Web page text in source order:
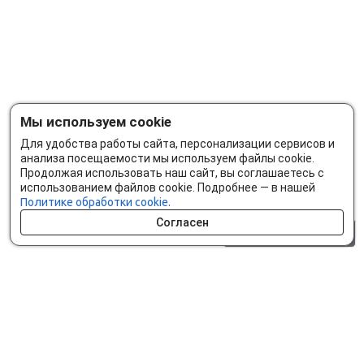
Мы используем cookie
Для удобства работы сайта, персонализации сервисов и
анализа посещаемости мы используем файлы cookie.
Продолжая использовать наш сайт, вы соглашаетесь с
использованием файлов cookie. Подробнее — в нашей
Политике обработки cookie.
Согласен